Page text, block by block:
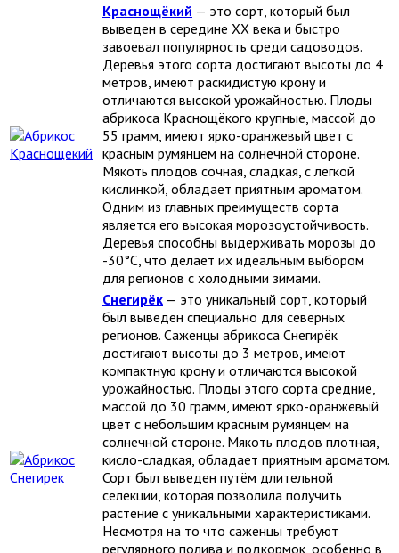
Краснощёкий — это сорт, который был
выведен в середине XX века и быстро
завоевал популярность среди садоводов.
Деревья этого сорта достигают высоты до 4
метров, имеют раскидистую крону и
отличаются высокой урожайностью. Плоды
абрикоса Краснощёкого крупные, массой до
55 грамм, имеют ярко-оранжевый цвет с
красным румянцем на солнечной стороне.
Мякоть плодов сочная, сладкая, с лёгкой
кислинкой, обладает приятным ароматом.
Одним из главных преимуществ сорта
является его высокая морозоустойчивость.
Деревья способны выдерживать морозы до
-30°C, что делает их идеальным выбором
для регионов с холодными зимами.
Снегирёк — это уникальный сорт, который
был выведен специально для северных
регионов. Саженцы абрикоса Снегирёк
достигают высоты до 3 метров, имеют
компактную крону и отличаются высокой
урожайностью. Плоды этого сорта средние,
массой до 30 грамм, имеют ярко-оранжевый
цвет с небольшим красным румянцем на
солнечной стороне. Мякоть плодов плотная,
кисло-сладкая, обладает приятным ароматом.
Сорт был выведен путём длительной
селекции, которая позволила получить
растение с уникальными характеристиками.
Несмотря на то что саженцы требуют
регулярного полива и подкормок, особенно в